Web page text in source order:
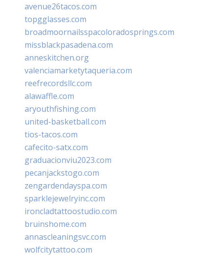
avenue26tacos.com
topgglasses.com
broadmoornailsspacoloradosprings.com
missblackpasadena.com
anneskitchen.org
valenciamarketytaqueria.com
reefrecordsllc.com
alawaffle.com
aryouthfishing.com
united-basketball.com
tios-tacos.com
cafecito-satx.com
graduacionviu2023.com
pecanjackstogo.com
zengardendayspa.com
sparklejewelryinc.com
ironcladtattoostudio.com
bruinshome.com
annascleaningsvc.com
wolfcitytattoo.com